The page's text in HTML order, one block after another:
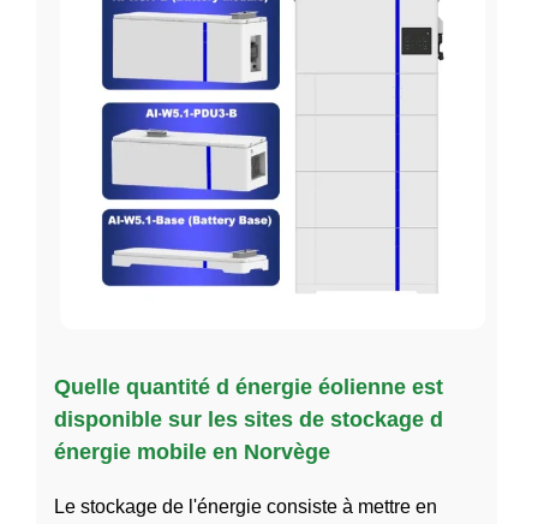
Quelle quantité d énergie éolienne est
disponible sur les sites de stockage d
énergie mobile en Norvège
Le stockage de l'énergie consiste à mettre en